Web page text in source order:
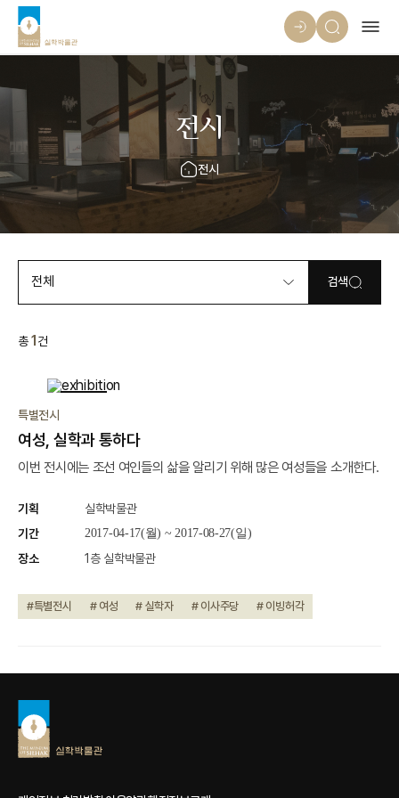
전시
전시
전체 검색
총 1건
특별전시
여성, 실학과 통하다
이번 전시에는 조선 여인들의 삶을 알리기 위해 많은 여성들을 소개한다.
기획
실학박물관
기간
2017-04-17(월) ~ 2017-08-27(일)
장소 1층 실학박물관
#특별전시 # 여성 # 실학자 # 이사주당 # 이빙허각